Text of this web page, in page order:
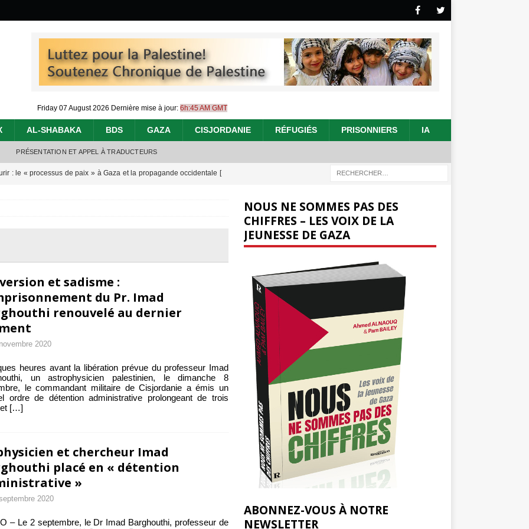
Friday 07 August 2026 Dernière mise à jour: 6h:45 AM GMT
AL-SHABAKA BDS GAZA CISJORDANIE RÉFUGIÉS PRISONNIERS IA
PRÉSENTATION ET APPEL À TRADUCTEURS
: le « processus de paix » à Gaza et la propagande occidentale [
annonce un « accord de paix » à Gaza, les Israéliens multiplie les
bombardent des entrepôts de médicaments, aggravant ainsi la
dramatique [ 7 août 2026 ]
et sadisme :
du Pr. Imad
renouvelé au dernier
2020
heures avant la libération prévue du professeur Imad
un astrophysicien palestinien, le dimanche 8
le commandant militaire de Cisjordanie a émis un
ordre de détention administrative prolongeant de trois
[…]
et chercheur Imad
placé en « détention
»
2020
– Le 2 septembre, le Dr Imad Barghouthi, professeur de
NOUS NE SOMMES PAS DES
CHIFFRES – LES VOIX DE LA
JEUNESSE DE GAZA
ABONNEZ-VOUS À NOTRE
NEWSLETTER